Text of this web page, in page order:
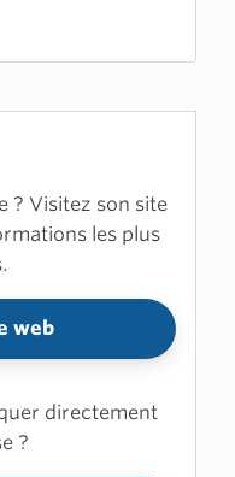
? Visitez son site
les plus
web
directement
?